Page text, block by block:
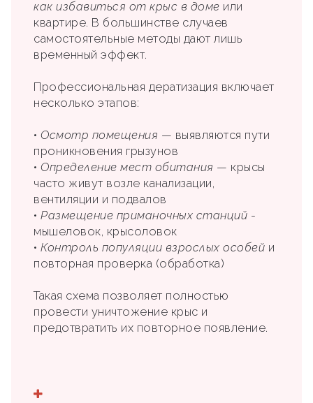
как избавиться от крыс в доме или
квартире. В большинстве случаев
самостоятельные методы дают лишь
временный эффект.
Профессиональная дератизация включает
несколько этапов:
• Осмотр помещения — выявляются пути
проникновения грызунов
• Определение мест обитания — крысы
часто живут возле канализации,
вентиляции и подвалов
• Размещение приманочных станций -
мышеловок, крысоловок
• Контроль популяции взрослых особей и
повторная проверка (обработка)
Такая схема позволяет полностью
провести уничтожение крыс и
предотвратить их повторное появление.